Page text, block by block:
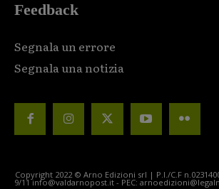
Feedback
Segnala un errore
Segnala una notizia
Copyright 2022 © Arno Edizioni srl | P.I./C.F
9/11 info@valdarnopost.it - PEC: